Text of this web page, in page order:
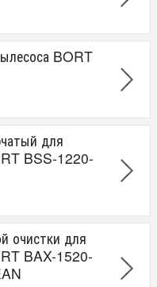
BORT
для
BSS-1220-
очистки для
BAX-1520-